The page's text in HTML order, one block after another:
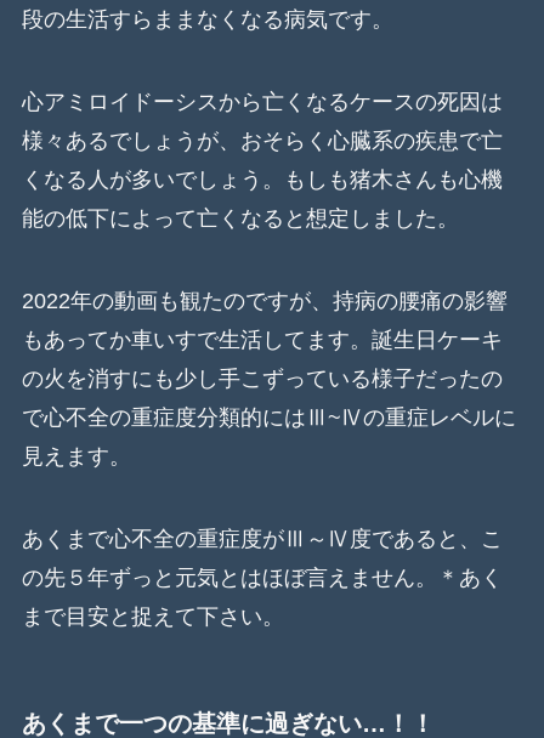
段の生活すらままなくなる病気です。
心アミロイドーシスから亡くなるケースの死因は
様々あるでしょうが、おそらく心臓系の疾患で亡
くなる人が多いでしょう。もしも猪木さんも心機
能の低下によって亡くなると想定しました。
2022年の動画も観たのですが、持病の腰痛の影響
もあってか車いすで生活してます。誕生日ケーキ
の火を消すにも少し手こずっている様子だったの
で心不全の重症度分類的にはⅢ~Ⅳの重症レベルに
見えます。
あくまで心不全の重症度がⅢ～Ⅳ度であると、こ
の先５年ずっと元気とはほぼ言えません。＊あく
まで目安と捉えて下さい。
あくまで一つの基準に過ぎない…！！